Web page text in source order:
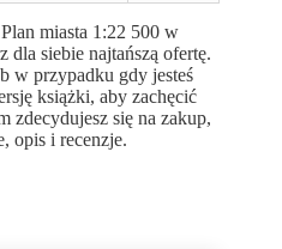
miasta 1:22 500 w
siebie najtańszą ofertę.
w przypadku gdy jesteś
książki, aby zachęcić
zdecydujesz się na zakup,
opis i recenzje.